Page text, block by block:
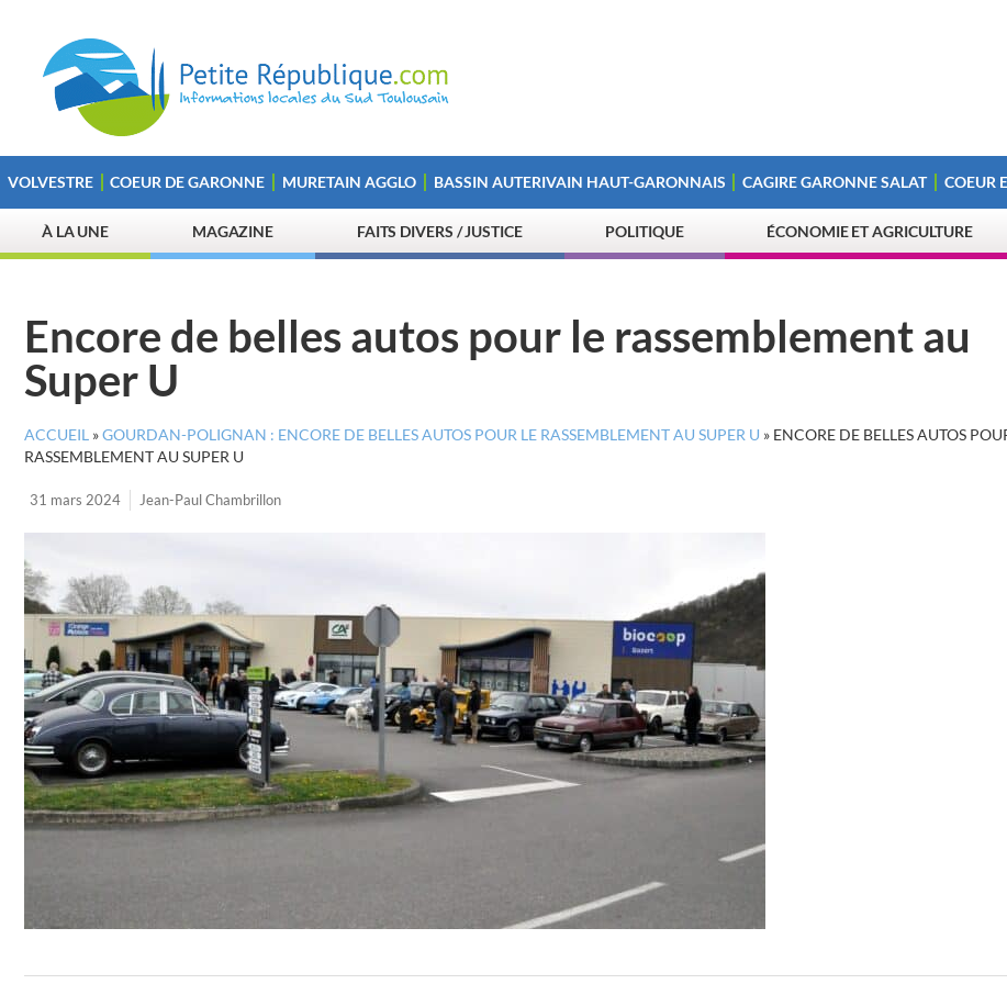
VOLVESTRE COEUR DE GARONNE MURETAIN AGGLO BASSIN AUTERIVAIN HAUT-GARONNAIS CAGIRE GARONNE SALAT COEUR
À LA UNE MAGAZINE FAITS DIVERS / JUSTICE POLITIQUE ÉCONOMIE ET AGRICULTURE
Encore de belles autos pour le rassemblement au
Super U
ACCUEIL »GOURDAN-POLIGNAN : ENCORE DE BELLES AUTOS POUR LE RASSEMBLEMENT AU SUPER U » ENCORE DE BELLES AUTOS
RASSEMBLEMENT AU SUPER U
31 mars 2024 Jean-Paul Chambrillon